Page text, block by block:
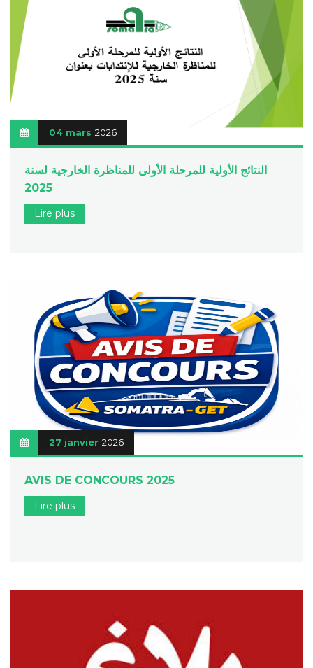
النتائج الأولية للمرحلة الأولى للمناظرة الخارجية لسنة
2025
04 mars 2026
Lire plus
AVIS DE CONCOURS 2025
27 janvier 2026
Lire plus